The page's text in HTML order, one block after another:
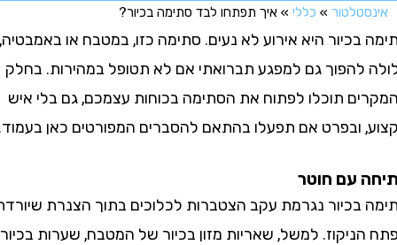
»כללי»איך תפתחו לבד סתימה בכיור?
היא אירוע לא נעים. סתימה כזו, במטבח או באמבטיה,
גם למפגע תברואתי אם לא תטופל במהירות. בחלק
תוכלו לפתוח את הסתימה בכוחות עצמכם, גם בלי איש
ובפרט אם תפעלו בהתאם להסברים המפורטים כאן בעמוד.
עם חוטר
נגרמת עקב הצטברות לכלוכים בתוך הצנרת שיורדת
למשל, שאריות מזון בכיור של המטבח, שערות בכיור